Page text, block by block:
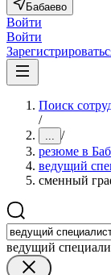
Бабаево
Войти
Войти
Поиск
/
... /
резюме в
ведущий
сменный
ведущий